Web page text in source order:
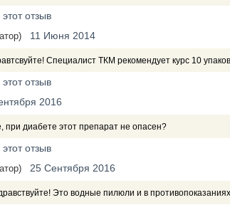
отзыв
11 Июня 2014
Специалист ТКМ рекомендует курс 10
отзыв
2016
при диабете этот препарат не опасен?
отзыв
25 Сентября 2016
Это водные пилюли и в